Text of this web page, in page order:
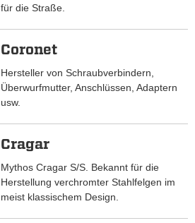
für die Straße.
Coronet
Hersteller von Schraubverbindern,
Überwurfmutter, Anschlüssen, Adaptern
usw.
Cragar
Mythos Cragar S/S. Bekannt für die
Herstellung verchromter Stahlfelgen im
meist klassischem Design.